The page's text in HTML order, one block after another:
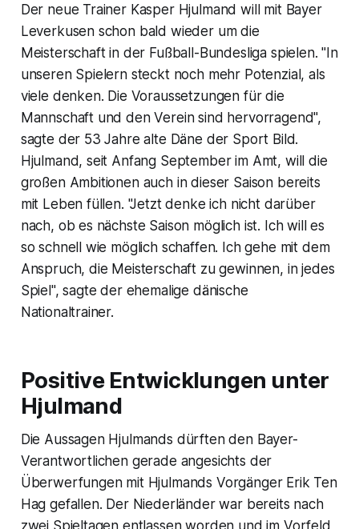
Der neue Trainer Kasper Hjulmand will mit Bayer
Leverkusen schon bald wieder um die
Meisterschaft in der Fußball-Bundesliga spielen. "In
unseren Spielern steckt noch mehr Potenzial, als
viele denken. Die Voraussetzungen für die
Mannschaft und den Verein sind hervorragend",
sagte der 53 Jahre alte Däne der Sport Bild.
Hjulmand, seit Anfang September im Amt, will die
großen Ambitionen auch in dieser Saison bereits
mit Leben füllen. "Jetzt denke ich nicht darüber
nach, ob es nächste Saison möglich ist. Ich will es
so schnell wie möglich schaffen. Ich gehe mit dem
Anspruch, die Meisterschaft zu gewinnen, in jedes
Spiel", sagte der ehemalige dänische
Nationaltrainer.
Positive Entwicklungen unter
Hjulmand
Die Aussagen Hjulmands dürften den Bayer-
Verantwortlichen gerade angesichts der
Überwerfungen mit Hjulmands Vorgänger Erik Ten
Hag gefallen. Der Niederländer war bereits nach
zwei Spieltagen entlassen worden und im Vorfeld